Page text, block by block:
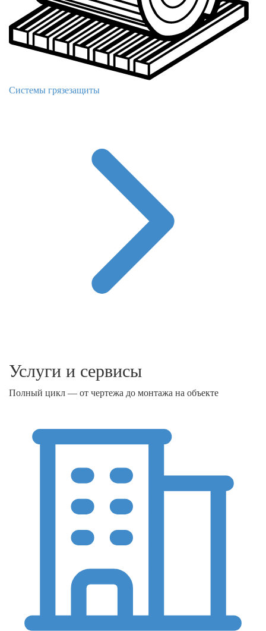
Системы грязезащиты
Услуги и сервисы
Полный цикл — от чертежа до монтажа на объекте